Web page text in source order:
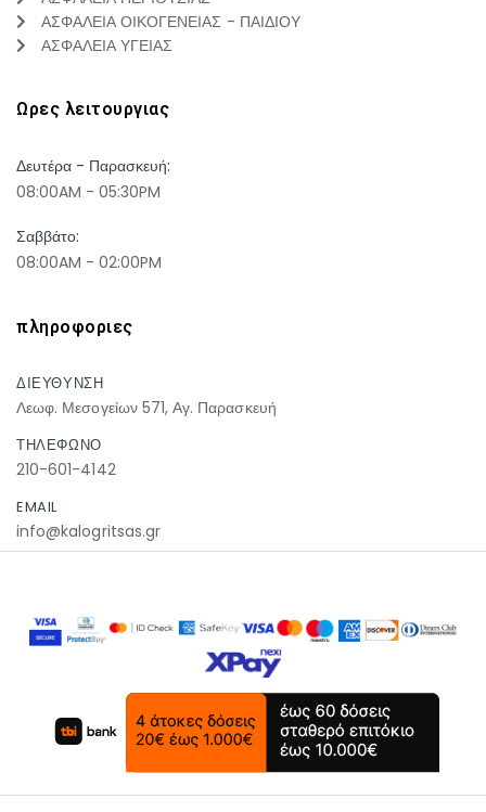
ΑΣΦΑΛΕΙΑ ΟΙΚΟΓΕΝΕΙΑΣ - ΠΑΙΔΙΟΥ
ΑΣΦΑΛΕΙΑ ΥΓΕΙΑΣ
Ωρες λειτουργιας
Δευτέρα - Παρασκευή:
08:00AM - 05:30PM
Σαββάτο:
08:00AM - 02:00PM
πληροφοριες
ΔΙΕΥΘΥΝΣΗ
Λεωφ. Μεσογείων 571, Αγ. Παρασκευή
ΤΗΛΕΦΩΝΟ
210-601-4142
EMAIL
info@kalogritsas.gr